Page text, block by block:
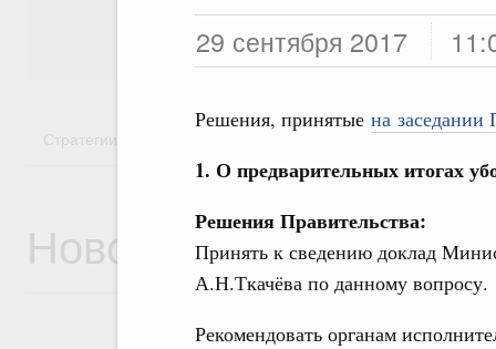
29 сентября 2017
Решения, принятые на заседании
1. О предварительных итогах
Решения Правительства:
Принять к сведению доклад
А.Н.Ткачёва по данному вопросу.
Рекомендовать органам
Общество
Государство
Стратегии
Новости